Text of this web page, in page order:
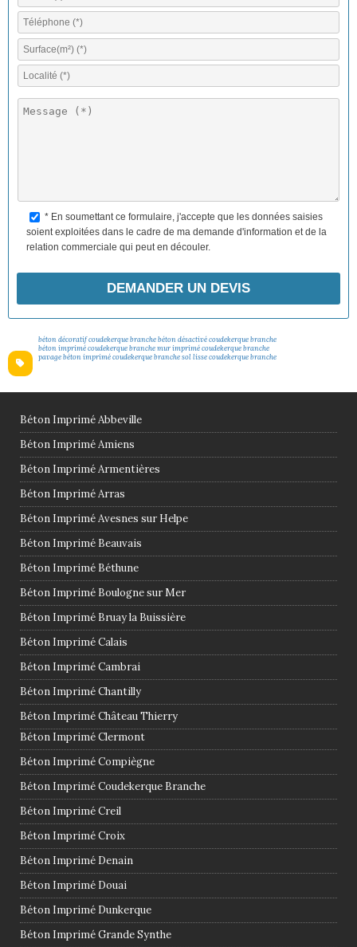
V
e
e
i
c
e
h
a
m
p
v
d
e
.
* En soumettant ce formulaire, j'accepte que les données saisies
soient exploitées dans le cadre de ma demande d'information et de la
relation commerciale qui peut en découler.
béton décoratif coudekerque branchebéton désactivé coudekerque branche
béton imprimé coudekerque branchemur imprimé coudekerque branche
pavage béton imprimé coudekerque branchesol lisse coudekerque branche
Béton Imprimé Abbeville
Béton Imprimé Amiens
Béton Imprimé Armentières
Béton Imprimé Arras
Béton Imprimé Avesnes sur Helpe
Béton Imprimé Beauvais
Béton Imprimé Béthune
Béton Imprimé Boulogne sur Mer
Béton Imprimé Bruay la Buissière
Béton Imprimé Calais
Béton Imprimé Cambrai
Béton Imprimé Chantilly
Béton Imprimé Château Thierry
Béton Imprimé Clermont
Béton Imprimé Compiègne
Béton Imprimé Coudekerque Branche
Béton Imprimé Creil
Béton Imprimé Croix
Béton Imprimé Denain
Béton Imprimé Douai
Béton Imprimé Dunkerque
Béton Imprimé Grande Synthe